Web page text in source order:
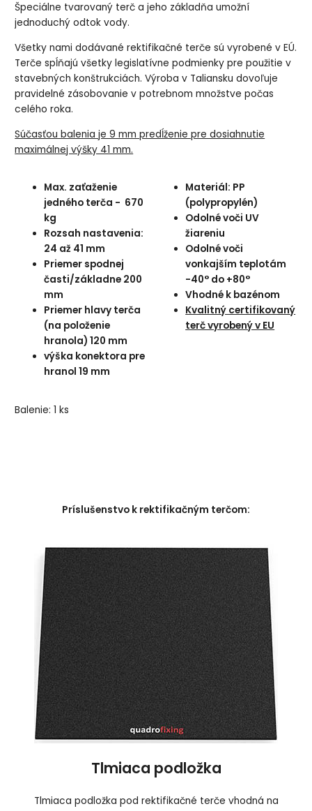
Špeciálne tvarovaný terč a jeho základňa umožní
jednoduchý odtok vody.
Všetky nami dodávané rektifikačné terče sú vyrobené v EÚ.
Terče spĺňajú všetky legislatívne podmienky pre použitie v
stavebných konštrukciách. Výroba v Taliansku dovoľuje
pravidelné zásobovanie v potrebnom množstve počas
celého roka.
Súčasťou balenia je 9 mm predĺženie pre dosiahnutie
maximálnej výšky 41 mm.
Max. zaťaženie
jedného terča - 670
kg
Rozsah nastavenia:
24 až 41 mm
Priemer spodnej
časti/základne 200
mm
Priemer hlavy terča
(na položenie
hranola) 120 mm
výška konektora pre
hranol 19 mm
Materiál: PP
(polypropylén)
Odolné voči UV
žiareniu
Odolné voči
vonkajším teplotám
-40° do +80°
Vhodné k bazénom
Kvalitný certifikovaný
terč vyrobený v EU
Balenie: 1 ks
Príslušenstvo k rektifikačným terčom:
Tlmiaca podložka
Tlmiaca podložka pod rektifikačné terče vhodná na